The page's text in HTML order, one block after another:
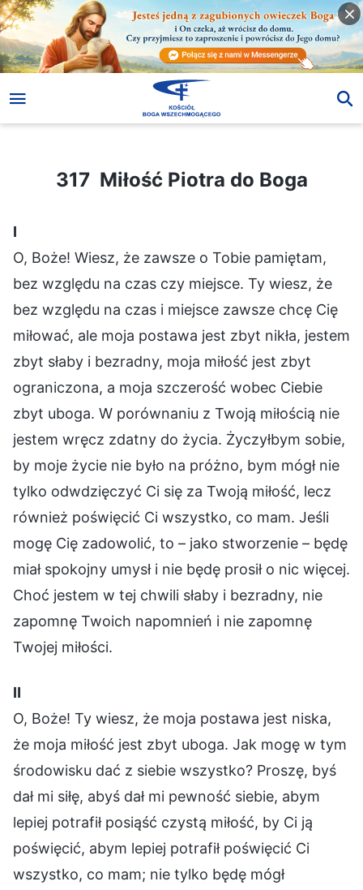
317 Miłość Piotra do Boga
317 Miłość Piotra do Boga
Ⅰ
O, Boże! Wiesz, że zawsze o Tobie pamiętam,
bez względu na czas czy miejsce. Ty wiesz, że
bez względu na czas i miejsce zawsze chcę Cię
miłować, ale moja postawa jest zbyt nikła, jestem
zbyt słaby i bezradny, moja miłość jest zbyt
ograniczona, a moja szczerość wobec Ciebie
zbyt uboga. W porównaniu z Twoją miłością nie
jestem wręcz zdatny do życia. Życzyłbym sobie,
by moje życie nie było na próżno, bym mógł nie
tylko odwdzięczyć Ci się za Twoją miłość, lecz
również poświęcić Ci wszystko, co mam. Jeśli
mogę Cię zadowolić, to – jako stworzenie – będę
miał spokojny umysł i nie będę prosił o nic więcej.
Choć jestem w tej chwili słaby i bezradny, nie
zapomnę Twoich napomnień i nie zapomnę
Twojej miłości.
Ⅱ
O, Boże! Ty wiesz, że moja postawa jest niska,
że moja miłość jest zbyt uboga. Jak mogę w tym
środowisku dać z siebie wszystko? Proszę, byś
dał mi siłę, abyś dał mi pewność siebie, abym
lepiej potrafił posiąść czystą miłość, by Ci ją
poświęcić, abym lepiej potrafił poświęcić Ci
wszystko, co mam; nie tylko będę mógł